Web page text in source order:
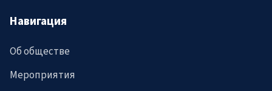
Навигация
Об обществе
Мероприятия